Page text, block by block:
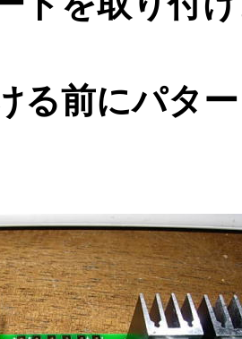
る前にパタ